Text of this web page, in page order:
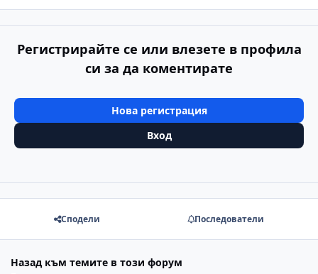
Регистрирайте се или влезете в профила
си за да коментирате
Нова регистрация
Вход
Сподели Последователи
Назад към темите в този форум